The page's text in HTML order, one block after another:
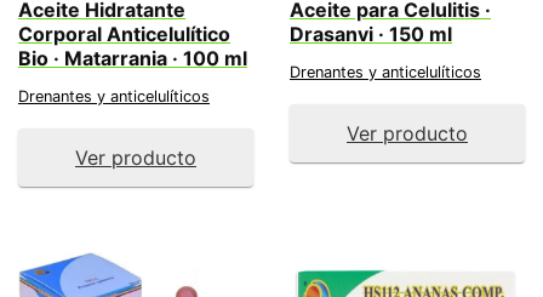
Aceite Hidratante
Corporal Anticelulítico
Bio · Matarrania · 100 ml
Drenantes y anticelulíticos
Ver producto
Aceite para Celulitis ·
Drasanvi · 150 ml
Drenantes y anticelulíticos
Ver producto